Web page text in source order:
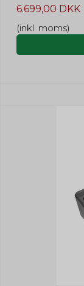
6.699,00 DKK
(inkl. moms)